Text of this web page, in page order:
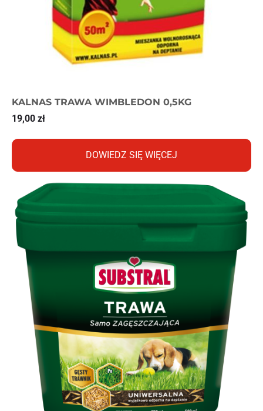
KALNAS TRAWA WIMBLEDON 0,5KG
19,00 zł
DOWIEDZ SIĘ WIĘCEJ